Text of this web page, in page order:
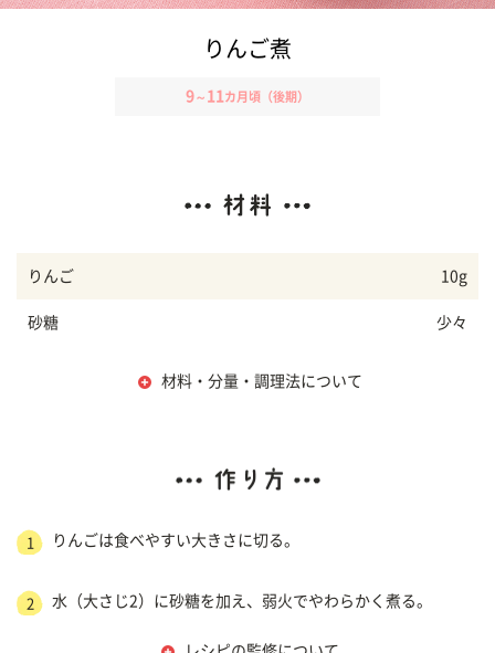
りんご煮
9～ 11 カ月頃（後期）
りんご 10g
砂糖 少々
材料・分量・調理法について
1 りんごは食べやすい大きさに切る。
2 水（大さじ2）に砂糖を加え、弱火でやわらかく煮る。